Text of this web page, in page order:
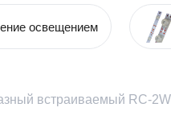
освещением
встраиваемый RC-